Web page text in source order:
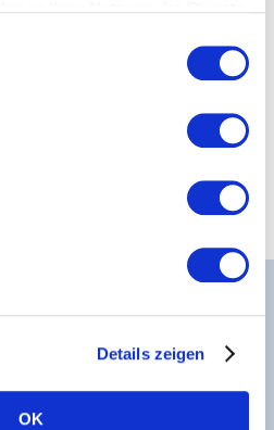
Sie bitte unserer
Details zeigen
OK
Bremen Borgfeld